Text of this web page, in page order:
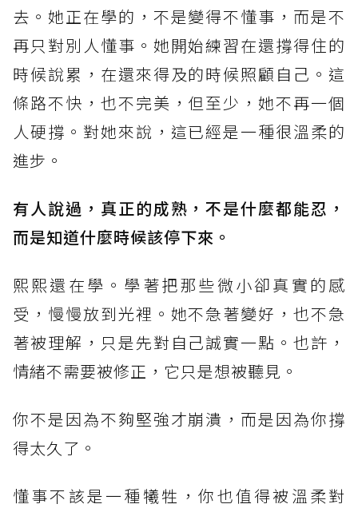
去。她正在學的，不是變得不懂事，而是不
再只對別人懂事。她開始練習在還撐得住的
時候說累，在還來得及的時候照顧自己。這
條路不快，也不完美，但至少，她不再一個
人硬撐。對她來說，這已經是一種很溫柔的
進步。
有人說過，真正的成熟，不是什麼都能忍，
而是知道什麼時候該停下來。
熙熙還在學。學著把那些微小卻真實的感
受，慢慢放到光裡。她不急著變好，也不急
著被理解，只是先對自己誠實一點。也許，
情緒不需要被修正，它只是想被聽見。
你不是因為不夠堅強才崩潰，而是因為你撐
得太久了。
懂事不該是一種犧牲，你也值得被溫柔對